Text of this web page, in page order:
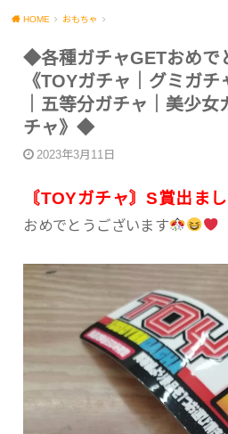
HOME おもちゃ
◆各種ガチャGETおめで
《TOYガチャ｜グミガ
｜五等分ガチャ｜美少
チャ》◆
2023年3月11日
〘TOYガチャ〙S賞出ま
おめでとうございます